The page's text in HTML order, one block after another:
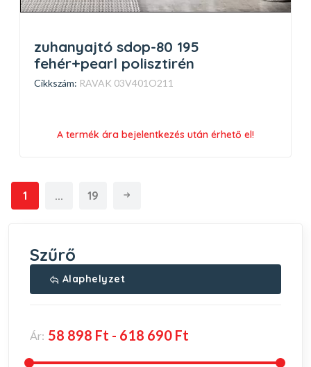
zuhanyajtó sdop-80 195
fehér+pearl polisztirén
Cikkszám: RAVAK 03V401O211
A termék ára bejelentkezés után érhető el!
1 ... 19
Szűrő
Alaphelyzet
Ár: